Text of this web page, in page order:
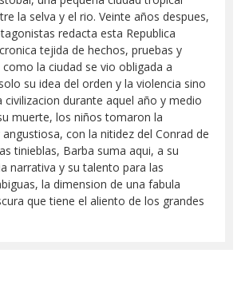
la selva y el rio. Veinte años despues,
redacta esta Republica
tejida de hechos, pruebas y
la ciudad se vio obligada a
su idea del orden y la violencia sino
civilizacion durante aquel año y medio
muerte, los niños tomaron la
angustiosa, con la nitidez del Conrad de
tinieblas, Barba suma aqui, a su
narrativa y su talento para las
la dimension de una fabula
que tiene el aliento de los grandes